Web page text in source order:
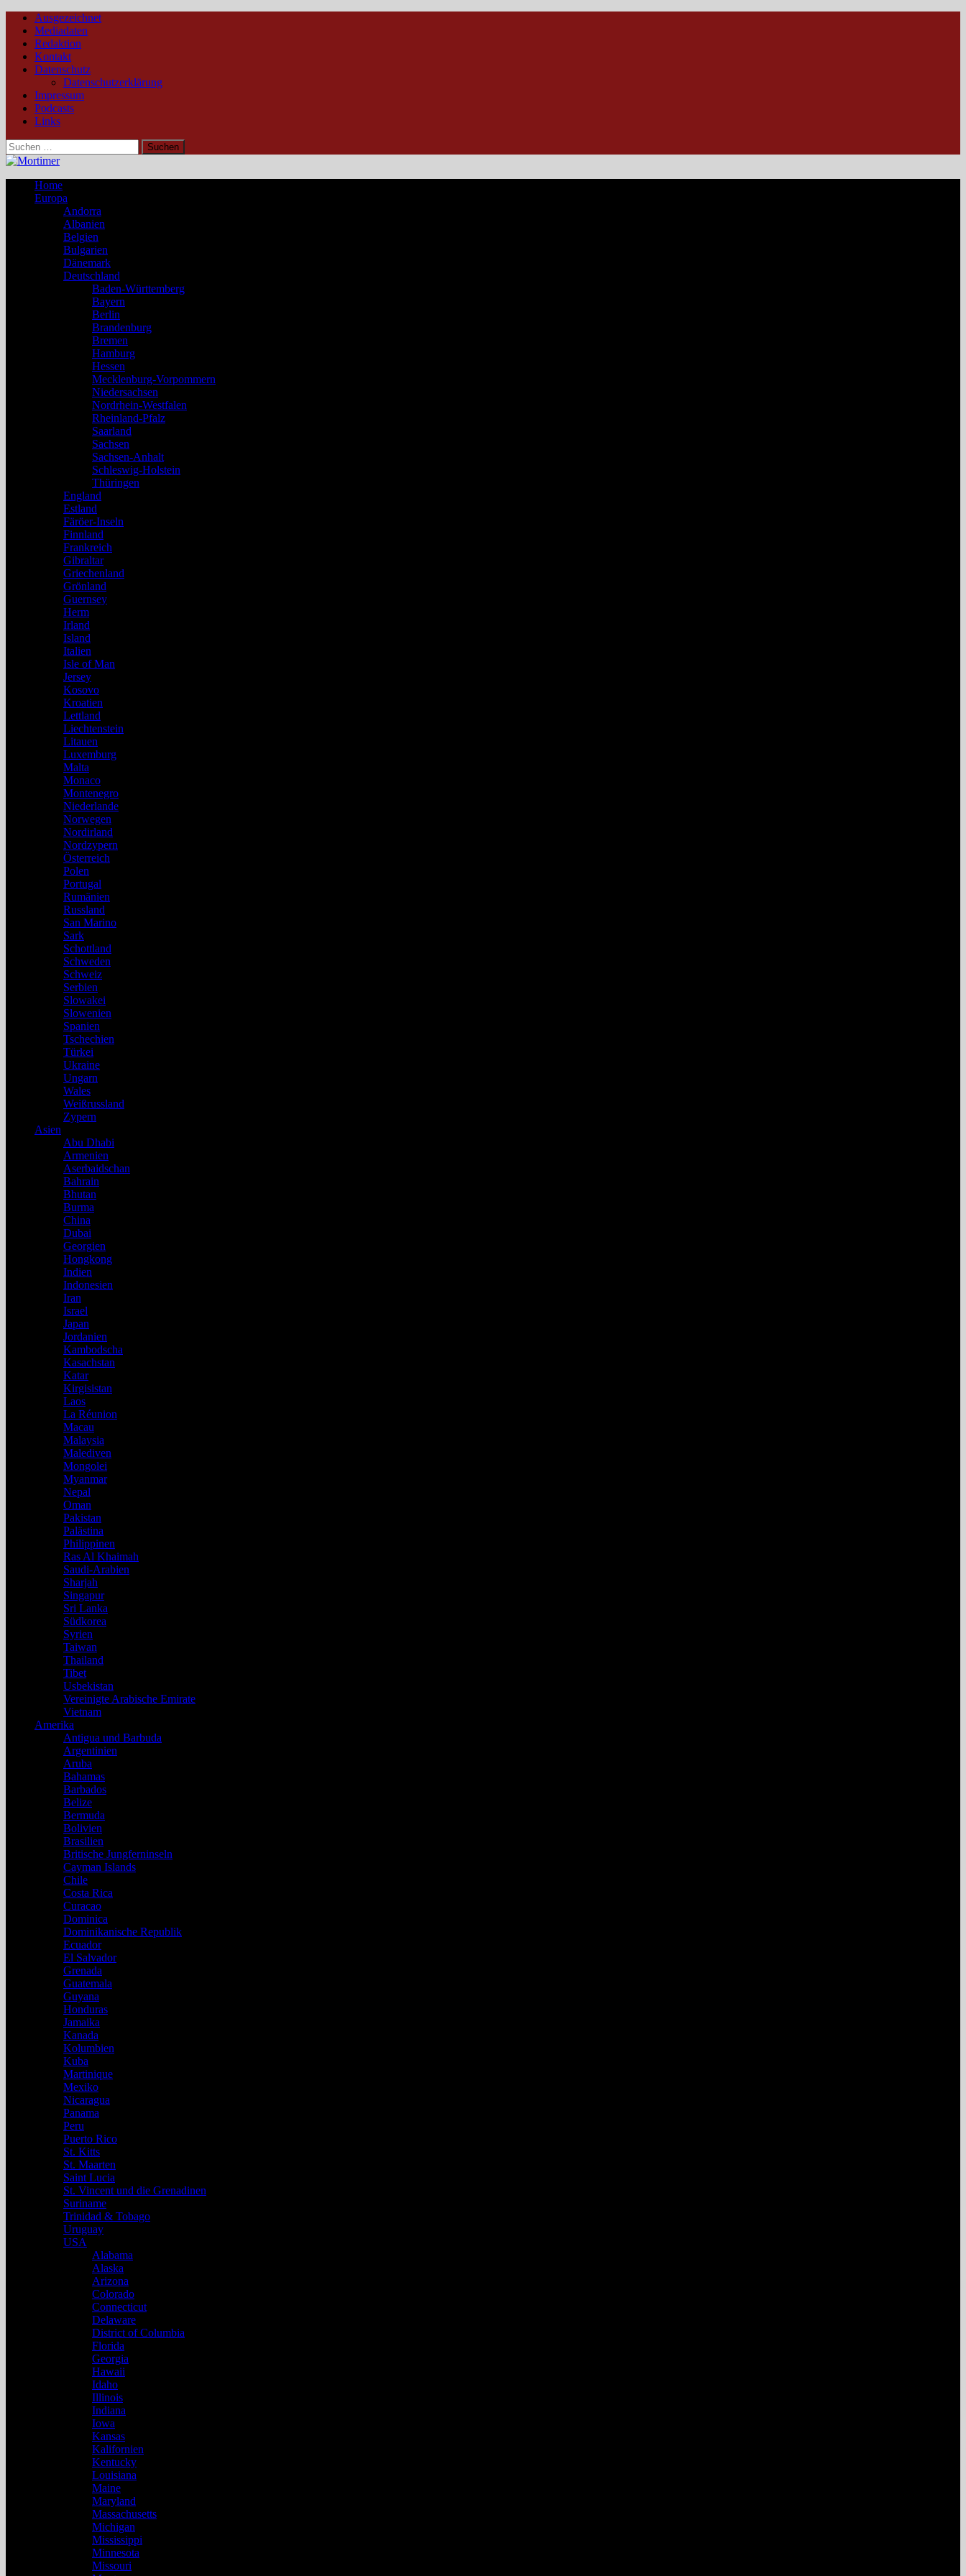
Ausgezeichnet
Mediadaten
Redaktion
Kontakt
Datenschutz
Datenschutzerklärung
Impressum
Podcasts
Links
Suchen
nach:
Home
Europa
Andorra
Albanien
Belgien
Bulgarien
Dänemark
Deutschland
Baden-Württemberg
Bayern
Berlin
Brandenburg
Bremen
Hamburg
Hessen
Mecklenburg-Vorpommern
Niedersachsen
Nordrhein-Westfalen
Rheinland-Pfalz
Saarland
Sachsen
Sachsen-Anhalt
Schleswig-Holstein
Thüringen
England
Estland
Färöer-Inseln
Finnland
Frankreich
Gibraltar
Griechenland
Grönland
Guernsey
Herm
Irland
Island
Italien
Isle of Man
Jersey
Kosovo
Kroatien
Lettland
Liechtenstein
Litauen
Luxemburg
Malta
Monaco
Montenegro
Niederlande
Norwegen
Nordirland
Nordzypern
Österreich
Polen
Portugal
Rumänien
Russland
San Marino
Sark
Schottland
Schweden
Schweiz
Serbien
Slowakei
Slowenien
Spanien
Tschechien
Türkei
Ukraine
Ungarn
Wales
Weißrussland
Zypern
Asien
Abu Dhabi
Armenien
Aserbaidschan
Bahrain
Bhutan
Burma
China
Dubai
Georgien
Hongkong
Indien
Indonesien
Iran
Israel
Japan
Jordanien
Kambodscha
Kasachstan
Katar
Kirgisistan
Laos
La Réunion
Macau
Malaysia
Malediven
Mongolei
Myanmar
Nepal
Oman
Pakistan
Palästina
Philippinen
Ras Al Khaimah
Saudi-Arabien
Sharjah
Singapur
Sri Lanka
Südkorea
Syrien
Taiwan
Thailand
Tibet
Usbekistan
Vereinigte Arabische Emirate
Vietnam
Amerika
Antigua und Barbuda
Argentinien
Aruba
Bahamas
Barbados
Belize
Bermuda
Bolivien
Brasilien
Britische Jungferninseln
Cayman Islands
Chile
Costa Rica
Curacao
Dominica
Dominikanische Republik
Ecuador
El Salvador
Grenada
Guatemala
Guyana
Honduras
Jamaika
Kanada
Kolumbien
Kuba
Martinique
Mexiko
Nicaragua
Panama
Peru
Puerto Rico
St. Kitts
St. Maarten
Saint Lucia
St. Vincent und die Grenadinen
Suriname
Trinidad & Tobago
Uruguay
USA
Alabama
Alaska
Arizona
Colorado
Connecticut
Delaware
District of Columbia
Florida
Georgia
Hawaii
Idaho
Illinois
Indiana
Iowa
Kansas
Kalifornien
Kentucky
Louisiana
Maine
Maryland
Massachusetts
Michigan
Mississippi
Minnesota
Missouri